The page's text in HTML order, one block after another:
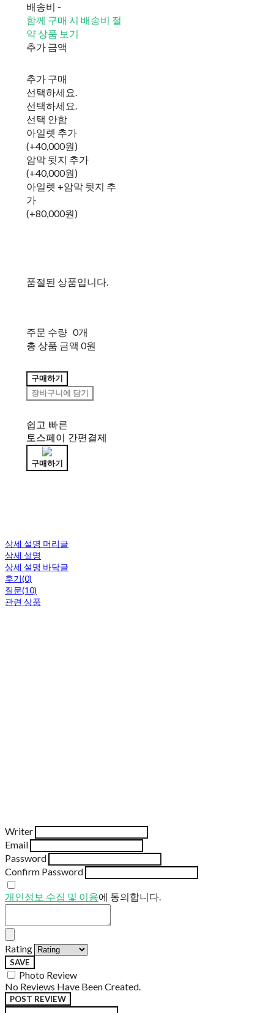
배송비 -
함께 구매 시 배송비 절
약 상품 보기
추가 금액
추가 구매
선택하세요.
선택하세요.
선택 안함
아일렛 추가
(+40,000원)
암막 뒷지 추가
(+40,000원)
아일렛 +암막 뒷지 추
가
(+80,000원)
품절된 상품입니다.
주문 수량 0개
총 상품 금액 0원
구매하기
장바구니에 담기
쉽고 빠른
토스페이 간편결제
구매하기
상세 설명 머리글
상세 설명
상세 설명 바닥글
후기(0)
질문(10)
관련 상품
Writer
Email
Password
Confirm Password
개인정보 수집 및 이용에 동의합니다.
Rating
SAVE
Photo Review
No Reviews Have Been Created.
POST REVIEW